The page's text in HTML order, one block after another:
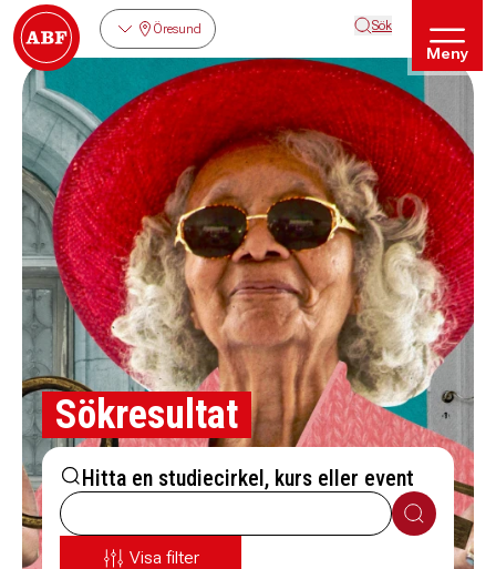
Öresund Sök
Meny
Sökresultat
Hitta en studiecirkel, kurs eller event
Sök
Visa filter